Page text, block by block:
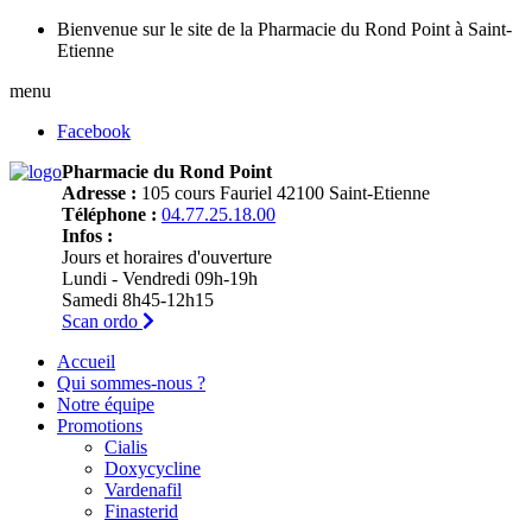
Bienvenue sur le site de la Pharmacie du Rond Point à Saint-
Etienne
menu
Facebook
Pharmacie du Rond Point
Adresse : 105 cours Fauriel 42100 Saint-Etienne
Téléphone : 04.77.25.18.00
Infos :
Jours et horaires d'ouverture
Lundi - Vendredi 09h-19h
Samedi 8h45-12h15
Scan ordo
Accueil
Qui sommes-nous ?
Notre équipe
Promotions
Cialis
Doxycycline
Vardenafil
Finasterid